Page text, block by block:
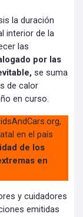
la duración
interior de la
las
por las
se suma
de calor
en curso.
en el país
de los
en
y cuidadores
emitidas